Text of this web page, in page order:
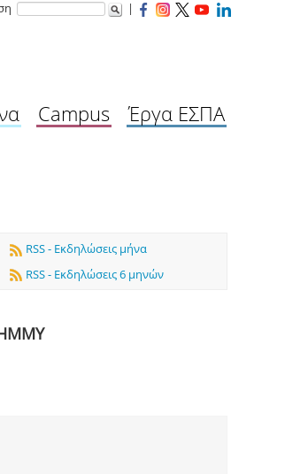
|
Campus Έργα ΕΣΠΑ
RSS - Εκδηλώσεις μήνα
RSS - Εκδηλώσεις 6 μηνών
ΗΜΜΥ